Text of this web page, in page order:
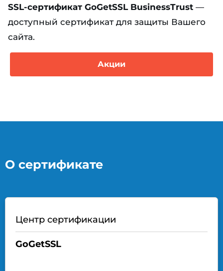
SSL-сертификат GoGetSSL BusinessTrust —
доступный сертификат для защиты Вашего
сайта.
Акции
О сертификате
Центр сертификации
GoGetSSL